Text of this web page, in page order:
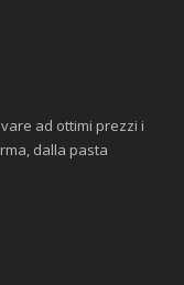
ad ottimi prezzi i
dalla pasta